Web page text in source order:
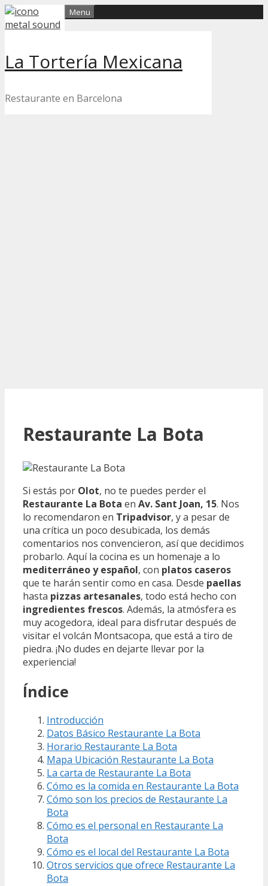
Skip
to
La Tortería Mexicana
Restaurante en Barcelona
Menu
Restaurante La Bota
Si estás por Olot, no te puedes perder el
Restaurante La Bota en Av. Sant Joan, 15. Nos
lo recomendaron en Tripadvisor, y a pesar de
una crítica un poco desubicada, los demás
comentarios nos convencieron, así que decidimos
probarlo. Aquí la cocina es un homenaje a lo
mediterráneo y español, con platos caseros
que te harán sentir como en casa. Desde paellas
hasta pizzas artesanales, todo está hecho con
ingredientes frescos. Además, la atmósfera es
muy acogedora, ideal para disfrutar después de
visitar el volcán Montsacopa, que está a tiro de
piedra. ¡No dudes en dejarte llevar por la
experiencia!
Índice
Introducción
Datos Básico Restaurante La Bota
Horario Restaurante La Bota
Mapa Ubicación Restaurante La Bota
La carta de Restaurante La Bota
Cómo es la comida en Restaurante La Bota
Cómo son los precios de Restaurante La
Bota
Cómo es el personal en Restaurante La
Bota
Cómo es el local del Restaurante La Bota
Otros servicios que ofrece Restaurante La
Bota